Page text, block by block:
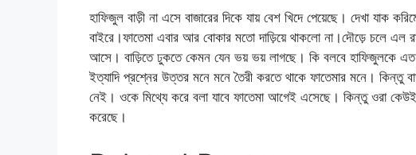
হাফিজুল বাড়ী না এসে বাজারের দিকে যায় বেশ খিদে পেয়েছে। দেখা যাক
বাইরে।ফাতেমা এবার আর বোকার মতো দাড়িয়ে থাকলো না।দৌড়ে চলে এল
আসে। বাড়িতে ঢুকতে কেমন যেন ভয় ভয় লাগছে। কি বলবে হাফিজুলকে
ইত্যাদি প্রশ্নের উত্তর মনে মনে তৈরী করতে থাকে ফাতেমার মনে। কিন্তু
নেই। ওকে মিথ্যে করে বলা যাবে ফাতেমা আগেই এসেছে। কিন্তু ওরা কেউই
করেছে।